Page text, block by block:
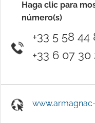
Haga clic para
número(s)
+33 5 58 44
+33 6 07 30